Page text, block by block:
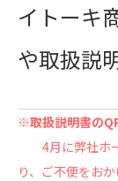
イトーキ
や取扱説
※取扱説明書の
4月に弊社ホー
り、ご不便をお